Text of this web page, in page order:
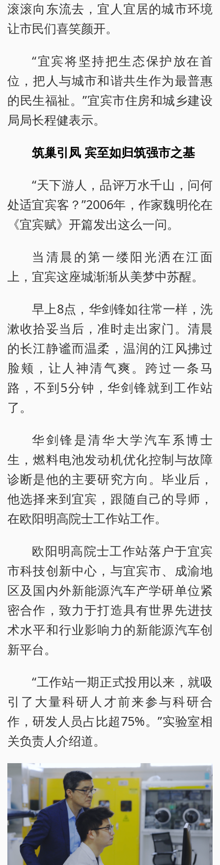
滚滚向东流去，宜人宜居的城市环境
让市民们喜笑颜开。
“宜宾将坚持把生态保护放在首
位，把人与城市和谐共生作为最普惠
的民生福祉。”宜宾市住房和城乡建设
局局长程健表示。
筑巢引凤 宾至如归筑强市之基
“天下游人，品评万水千山，问何
处适宜宾客？”2006年，作家魏明伦在
《宜宾赋》开篇发出这么一问。
当清晨的第一缕阳光洒在江面
上，宜宾这座城渐渐从美梦中苏醒。
早上8点，华剑锋如往常一样，洗
漱收拾妥当后，准时走出家门。清晨
的长江静谧而温柔，温润的江风拂过
脸颊，让人神清气爽。跨过一条马
路，不到5分钟，华剑锋就到工作站
了。
华剑锋是清华大学汽车系博士
生，燃料电池发动机优化控制与故障
诊断是他的主要研究方向。毕业后，
他选择来到宜宾，跟随自己的导师，
在欧阳明高院士工作站工作。
欧阳明高院士工作站落户于宜宾
市科技创新中心，与宜宾市、成渝地
区及国内外新能源汽车产学研单位紧
密合作，致力于打造具有世界先进技
术水平和行业影响力的新能源汽车创
新平台。
“工作站一期正式投用以来，就吸
引了大量科研人才前来参与科研合
作，研发人员占比超75%。”实验室相
关负责人介绍道。